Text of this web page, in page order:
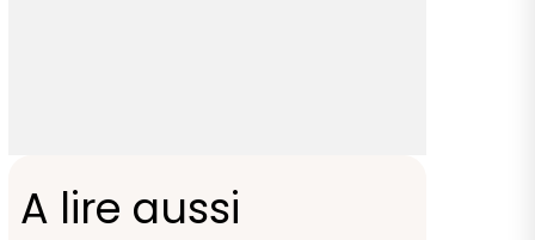
A lire aussi